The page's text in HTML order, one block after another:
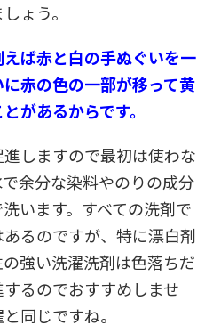
ょう。
ば赤と白の手ぬぐいを一
赤の色の一部が移って黄
があるからです。
しますので最初は使わな
余分な染料やのりの成分
います。すべての洗剤で
るのですが、特に漂白剤
強い洗濯洗剤は色落ちだ
るのでおすすめしませ
同じですね。